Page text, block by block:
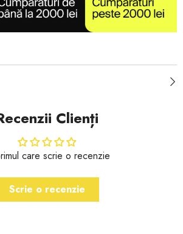
Clienți
care scrie o recenzie
Scrie o recenzie